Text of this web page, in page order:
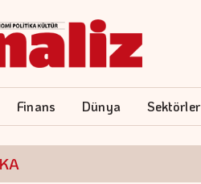
Finans Dünya Sektörler